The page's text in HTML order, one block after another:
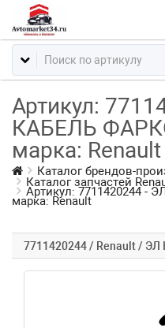
Артикул:
КАБЕЛЬ
марка: Renault
Каталог брендов-
Каталог запчастей
Артикул: 7711420244 -
марка: Renault
7711420244 / Renault /